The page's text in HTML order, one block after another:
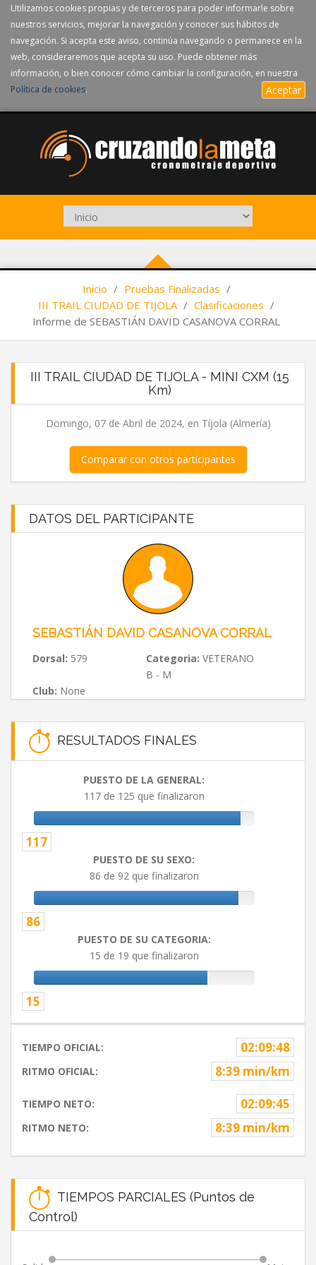
Utilizamos cookies propias y de terceros para poder informarle sobre
nuestros servicios, mejorar la navegación y conocer sus hábitos de
navegación. Si acepta este aviso, continúa navegando o permanece en la
web, consideraremos que acepta su uso. Puede obtener más
información, o bien conocer cómo cambiar la configuración, en nuestra
Política de cookies. Aceptar
Inicio / Pruebas Finalizadas /
III TRAIL CIUDAD DE TIJOLA / Clasificaciones /
Informe de SEBASTIÁN DAVID CASANOVA CORRAL
III TRAIL CIUDAD DE TIJOLA - MINI CXM (15
Km)
Domingo, 07 de Abril de 2024, en Tíjola (Almería)
Comparar con otros participantes
DATOS DEL PARTICIPANTE
SEBASTIÁN DAVID CASANOVA CORRAL
Dorsal: 579 Categoria: VETERANO
B - M
Club: None
RESULTADOS FINALES
PUESTO DE LA GENERAL:
117 de 125 que finalizaron
117
PUESTO DE SU SEXO:
86 de 92 que finalizaron
86
PUESTO DE SU CATEGORIA:
15 de 19 que finalizaron
15
TIEMPO OFICIAL: 02:09:48
RITMO OFICIAL: 8:39 min/km
TIEMPO NETO: 02:09:45
RITMO NETO: 8:39 min/km
TIEMPOS PARCIALES (Puntos de
Control)